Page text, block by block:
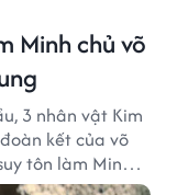
Minh chủ võ
3 nhân vật Kim
kết của võ
tôn làm Minh